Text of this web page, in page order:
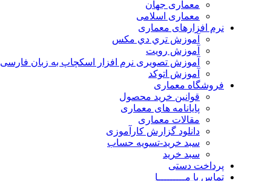
معماری جهان
معماری اسلامی
نرم افزارهای معماری
آﻣﻮزش ﺗﺮي دي ﻣﮑﺲ
آموزش رویت
آموزش تصویری نرم افزار اسکچاپ به زبان فارسی
آموزش اتوکد
فروشگاه معماری
قوانین خرید محصول
پایانامه های معماری
مقالات معماری
دانلود گزارش کارآموزی
سبد خرید-تسویه حساب
سبد خرید
پرداخت دستی
تماس با مـــــــــا